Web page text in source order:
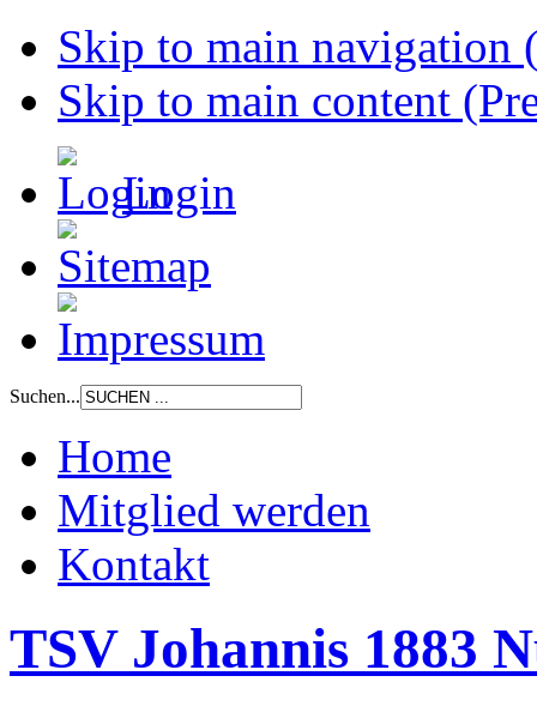
Skip to main navigation
Skip to main content
Login
Suchen...
Home
Mitglied werden
Kontakt
TSV Johannis 1883